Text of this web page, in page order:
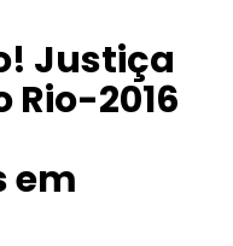
Justiça
Rio-2016
em